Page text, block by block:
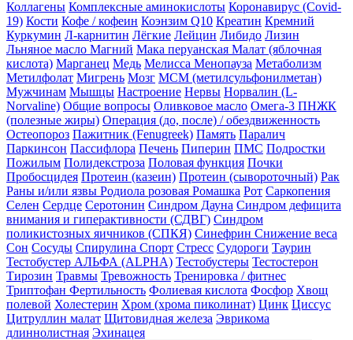
Коллагены Комплексные аминокислоты Коронавирус (Covid-
19) Кости Кофе / кофеин Коэнзим Q10 Креатин Кремний
Куркумин Л-карнитин Лёгкие Лейцин Либидо Лизин
Льняное масло Магний Мака перуанская Малат (яблочная
кислота) Марганец Медь Мелисса Менопауза Метаболизм
Метилфолат Мигрень Мозг МСМ (метилсульфонилметан)
Мужчинам Мышцы Настроение Нервы Норвалин (L-
Norvaline) Общие вопросы Оливковое масло Омега-3 ПНЖК
(полезные жиры) Операция (до, после) / обездвиженность
Остеопороз Пажитник (Fenugreek) Память Паралич
Паркинсон Пассифлора Печень Пиперин ПМС Подростки
Пожилым Полидекстроза Половая функция Почки
Пробосцидея Протеин (казеин) Протеин (сывороточный) Рак
Раны и/или язвы Родиола розовая Ромашка Рот Саркопения
Селен Сердце Серотонин Синдром Дауна Синдром дефицита
внимания и гиперактивности (СДВГ) Синдром
поликистозных яичников (СПКЯ) Синефрин Снижение веса
Сон Сосуды Спирулина Спорт Стресс Судороги Таурин
Тестобустер АЛЬФА (ALPHA) Тестобустеры Тестостерон
Тирозин Травмы Тревожность Тренировка / фитнес
Триптофан Фертильность Фолиевая кислота Фосфор Хвощ
полевой Холестерин Хром (хрома пиколинат) Цинк Циссус
Цитруллин малат Щитовидная железа Эврикома
длиннолистная Эхинацея